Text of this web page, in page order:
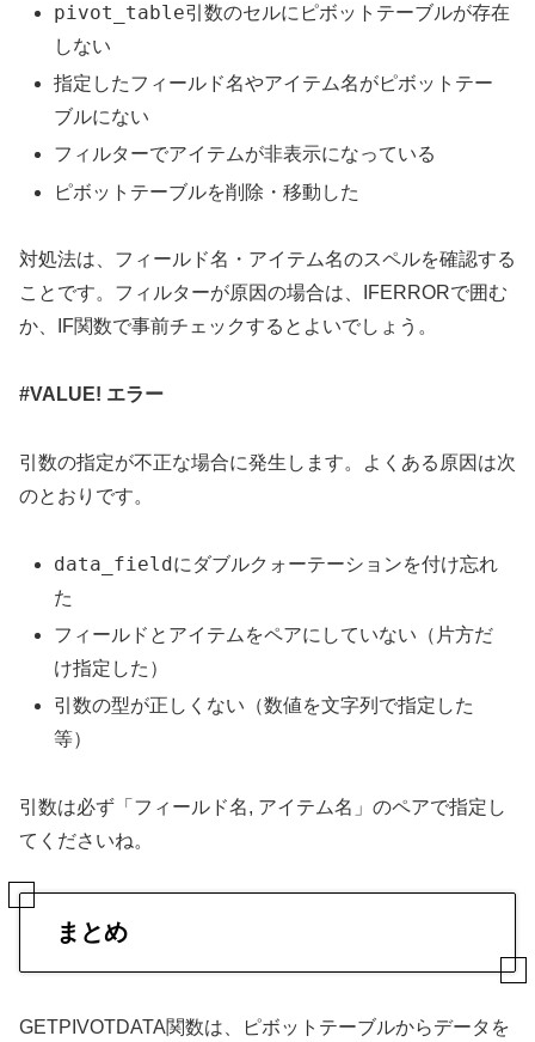
pivot_table引数のセルにピボットテーブルが存在
しない
指定したフィールド名やアイテム名がピボットテー
ブルにない
フィルターでアイテムが非表示になっている
ピボットテーブルを削除・移動した
対処法は、フィールド名・アイテム名のスペルを確認する
ことです。フィルターが原因の場合は、IFERRORで囲む
か、IF関数で事前チェックするとよいでしょう。
#VALUE! エラー
引数の指定が不正な場合に発生します。よくある原因は次
のとおりです。
data_fieldにダブルクォーテーションを付け忘れ
た
フィールドとアイテムをペアにしていない（片方だ
け指定した）
引数の型が正しくない（数値を文字列で指定した
等）
引数は必ず「フィールド名, アイテム名」のペアで指定し
てくださいね。
まとめ
GETPIVOTDATA関数は、ピボットテーブルからデータを